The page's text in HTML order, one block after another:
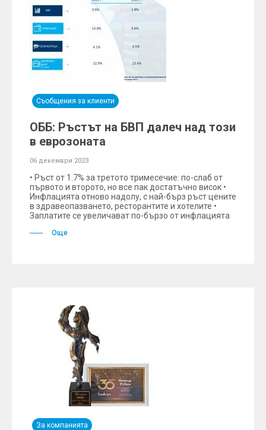
Съобщения за клиенти
ОББ: Ръстът на БВП далеч над този
в еврозоната
06 декември 2023
• Ръст от 1.7% за третото тримесечие: по-слаб от
първото и второто, но все пак достатъчно висок •
Инфлацията отново надолу, с най-бърз ръст цените
в здравеопазването, ресторантите и хотелите •
Заплатите се увеличават по-бързо от инфлацията
Още
За компанията